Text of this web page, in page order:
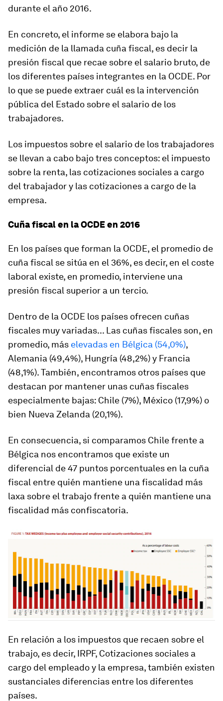
durante el año 2016.
En concreto, el informe se elabora bajo la
medición de la llamada cuña fiscal, es decir la
presión fiscal que recae sobre el salario bruto, de
los diferentes países integrantes en la OCDE. Por
lo que se puede extraer cuál es la intervención
pública del Estado sobre el salario de los
trabajadores.
Los impuestos sobre el salario de los trabajadores
se llevan a cabo bajo tres conceptos: el impuesto
sobre la renta, las cotizaciones sociales a cargo
del trabajador y las cotizaciones a cargo de la
empresa.
Cuña fiscal en la OCDE en 2016
En los países que forman la OCDE, el promedio de
cuña fiscal se sitúa en el 36%, es decir, en el coste
laboral existe, en promedio, interviene una
presión fiscal superior a un tercio.
Dentro de la OCDE los países ofrecen cuñas
fiscales muy variadas... Las cuñas fiscales son, en
promedio, más elevadas en Bélgica (54,0%),
Alemania (49,4%), Hungría (48,2%) y Francia
(48,1%). También, encontramos otros países que
destacan por mantener unas cuñas fiscales
especialmente bajas: Chile (7%), México (17,9%) o
bien Nueva Zelanda (20,1%).
En consecuencia, si comparamos Chile frente a
Bélgica nos encontramos que existe un
diferencial de 47 puntos porcentuales en la cuña
fiscal entre quién mantiene una fiscalidad más
laxa sobre el trabajo frente a quién mantiene una
fiscalidad más confiscatoria.
En relación a los impuestos que recaen sobre el
trabajo, es decir, IRPF, Cotizaciones sociales a
cargo del empleado y la empresa, también existen
sustanciales diferencias entre los diferentes
países.